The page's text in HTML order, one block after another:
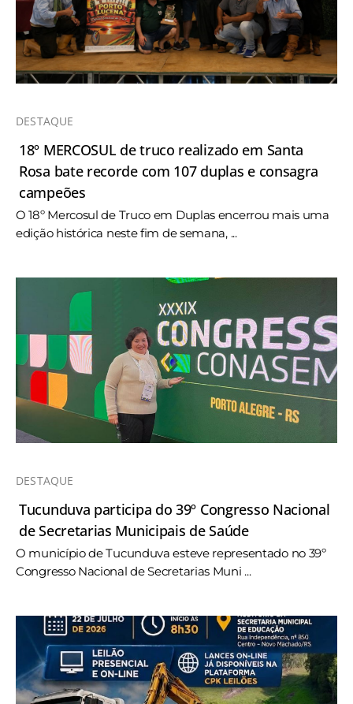
DESTAQUE
18º MERCOSUL de truco realizado em Santa
Rosa bate recorde com 107 duplas e consagra
campeões
O 18º Mercosul de Truco em Duplas encerrou mais uma
edição histórica neste fim de semana, ...
DESTAQUE
Tucunduva participa do 39º Congresso Nacional
de Secretarias Municipais de Saúde
O município de Tucunduva esteve representado no 39º
Congresso Nacional de Secretarias Muni ...